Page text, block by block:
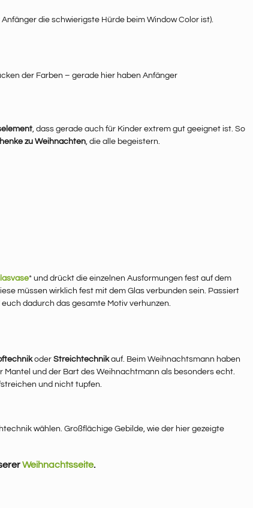
die schwierigste Hürde beim Window Color ist).
der Farben – gerade hier haben Anfänger
, dass gerade auch für Kinder extrem gut geeignet ist. So
zu Weihnachten, die alle begeistern.
* und drückt die einzelnen Ausformungen fest auf dem
müssen wirklich fest mit dem Glas verbunden sein. Passiert
dadurch das gesamte Motiv verhunzen.
oder Streichtechnikauf. Beim Weihnachtsmann haben
und der Bart des Weihnachtmann als besonders echt.
und nicht tupfen.
wählen. Großflächige Gebilde, wie der hier gezeigte
Weihnachtsseite.